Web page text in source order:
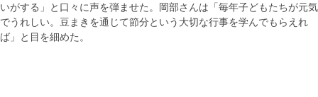
いがする」と口々に声を弾ませた。岡部さんは「毎年子どもたちが元気
でうれしい。豆まきを通じて節分という大切な行事を学んでもらえれ
ば」と目を細めた。